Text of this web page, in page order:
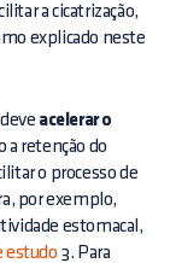
a cicatrização,
explicado neste
deve acelerar o
a retenção do
o processo de
por exemplo,
estomacal,
estudo 3. Para